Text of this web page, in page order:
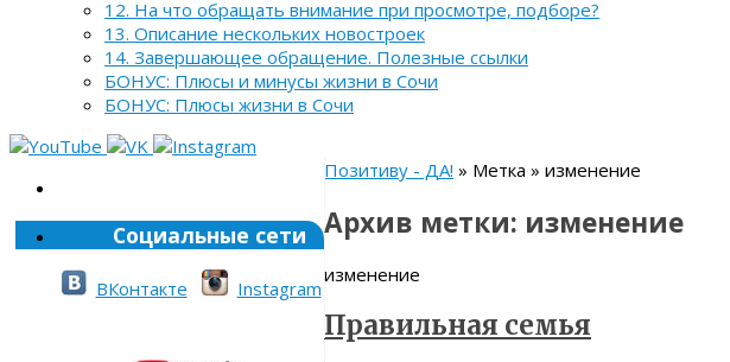
12. На что обращать внимание при просмотре, подборе?
13. Описание нескольких новостроек
14. Завершающее обращение. Полезные ссылки
БОНУС: Плюсы и минусы жизни в Сочи
БОНУС: Плюсы жизни в Сочи
Позитиву - ДА! » Метка » изменение
Архив метки: изменение
изменение
Правильная семья
Социальные сети
ВКонтакте Instagram